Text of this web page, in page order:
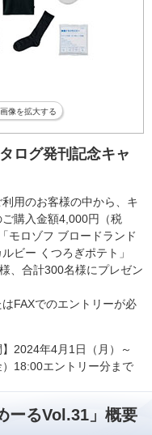
画像を拡大する
ログ発刊記念キャ
利用のお客様の中から、キ
購入金額4,000円（税
モロゾフ ブロードランド
ビー くつろぎポテト」
、合計300名様にプレゼン
FAXでのエントリーが必
】2024年4月1日（月）～
18:00エントリー分まで
ーるVol.31」概要